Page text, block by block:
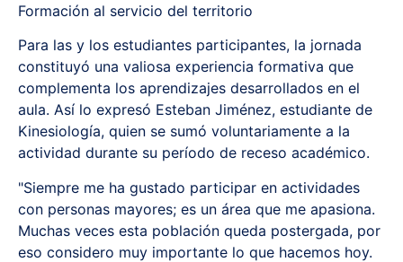
Formación al servicio del territorio
Para las y los estudiantes participantes, la jornada
constituyó una valiosa experiencia formativa que
complementa los aprendizajes desarrollados en el
aula. Así lo expresó Esteban Jiménez, estudiante de
Kinesiología, quien se sumó voluntariamente a la
actividad durante su período de receso académico.
"Siempre me ha gustado participar en actividades
con personas mayores; es un área que me apasiona.
Muchas veces esta población queda postergada, por
eso considero muy importante lo que hacemos hoy.